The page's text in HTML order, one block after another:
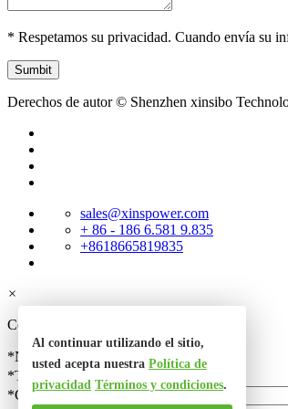
* Respetamos su privacidad. Cuando envía su
Derechos de autor © Shenzhen xinsibo
sales@xinspower.com
+ 86 - 186 6.581 9.835
+8618665819835
×
Contacta con nosotros
*Nombre
*Teléfono
*Correo electrónico
Al continuar utilizando el sitio,
usted acepta nuestra Política de
privacidad Términos y condiciones.